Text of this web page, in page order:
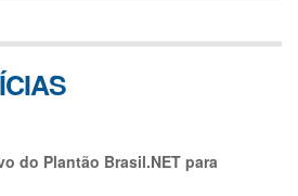
do Plantão Brasil.NET para